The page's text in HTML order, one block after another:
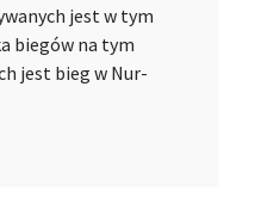
jest w tym
biegów na tym
jest bieg w Nur-